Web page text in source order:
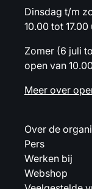
Dinsdag t/m
10.00 tot
Zomer (6 juli
open van
Meer over
Over de
Pers
Werken bij
Webshop